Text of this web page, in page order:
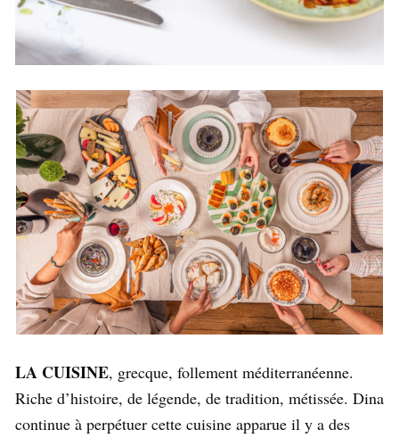
LA CUISINE, grecque, follement méditerranéenne.
Riche d’histoire, de légende, de tradition, métissée. Dina
continue à perpétuer cette cuisine apparue il y a des